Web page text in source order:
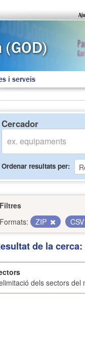
i serveis
Cercador
Ordenar resultats per
Filtres
Formats:
ZIP
de la
dels sectors del